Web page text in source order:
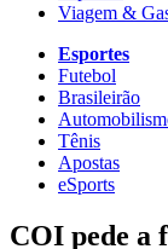
Viagem &
Esportes
Futebol
Brasileirão
Tênis
Apostas
eSports
COI pede a